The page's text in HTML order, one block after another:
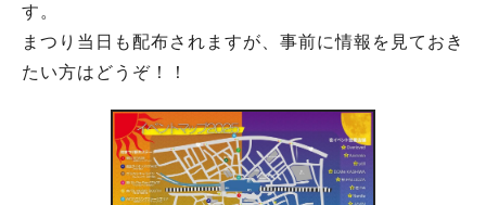
す。
まつり当日も配布されますが、事前に情報を見ておき
たい方はどうぞ！！